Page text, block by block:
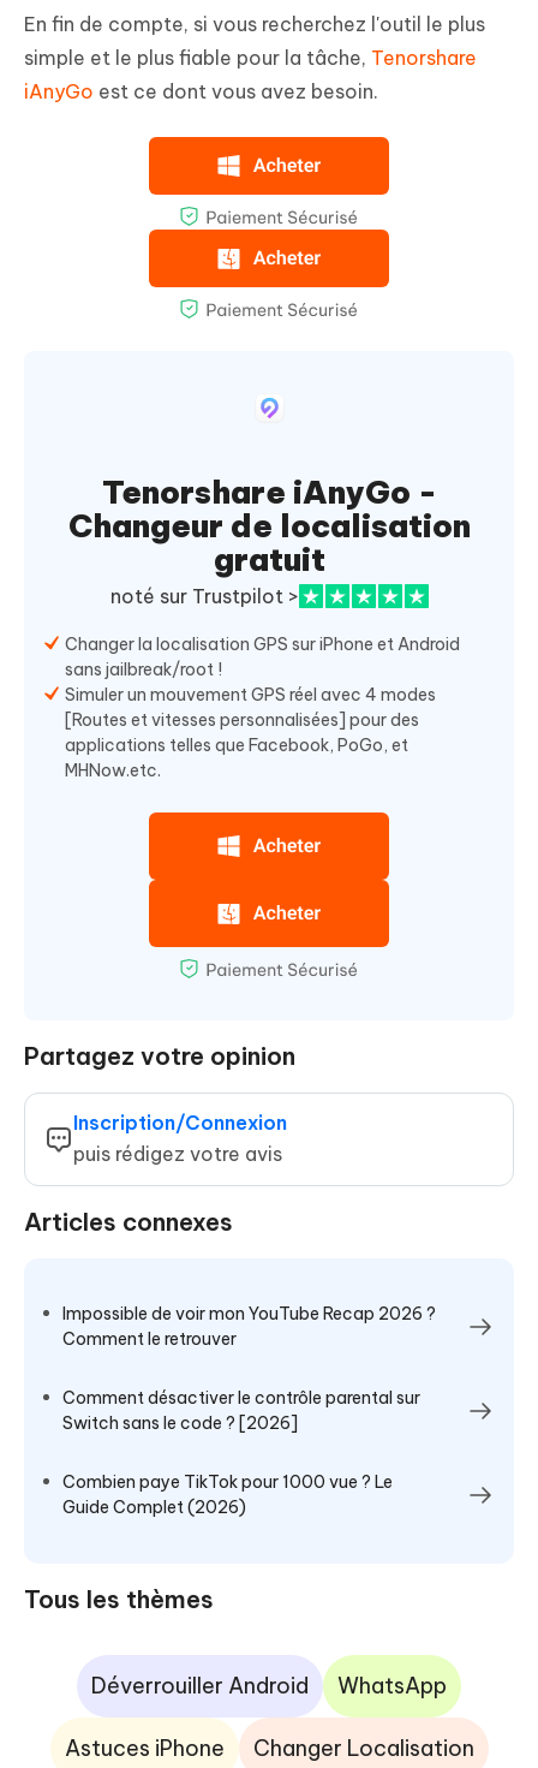
En fin de compte, si vous recherchez l'outil le plus
simple et le plus fiable pour la tâche, Tenorshare
iAnyGo est ce dont vous avez besoin.
Tenorshare iAnyGo -
Changeur de localisation
gratuit
noté sur Trustpilot >
Changer la localisation GPS sur iPhone et Android
sans jailbreak/root !
Simuler un mouvement GPS réel avec 4 modes
[Routes et vitesses personnalisées] pour des
applications telles que Facebook, PoGo, et
MHNow.etc.
Partagez votre opinion
Inscription/Connexion
puis rédigez votre avis
Articles connexes
Impossible de voir mon YouTube Recap 2026 ?
Comment le retrouver
Comment désactiver le contrôle parental sur
Switch sans le code ? [2026]
Combien paye TikTok pour 1000 vue ? Le
Guide Complet (2026)
Tous les thèmes
Déverrouiller Android WhatsApp
Astuces iPhone Changer Localisation